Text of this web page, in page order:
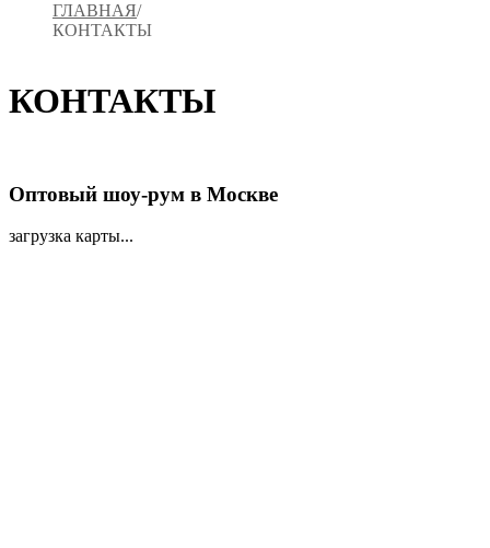
КОНТАКТЫ
ГЛАВНАЯ
КОНТАКТЫ
Оптовый шоу-рум в Москве
загрузка карты...